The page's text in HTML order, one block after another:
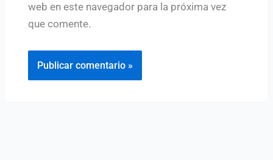
web en este navegador para la próxima vez
que comente.